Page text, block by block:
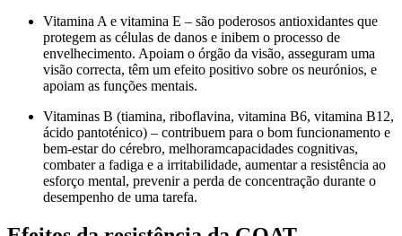
Vitamina A e vitamina E – são poderosos antioxidantes que
protegem as células de danos e inibem o processo de
envelhecimento. Apoiam o órgão da visão, asseguram uma
visão correcta, têm um efeito positivo sobre os neurónios, e
apoiam as funções mentais.
Vitaminas B (tiamina, riboflavina, vitamina B6, vitamina B12,
ácido pantoténico) – contribuem para o bom funcionamento e
bem-estar do cérebro, melhoramcapacidades cognitivas,
combater a fadiga e a irritabilidade, aumentar a resistência ao
esforço mental, prevenir a perda de concentração durante o
desempenho de uma tarefa.